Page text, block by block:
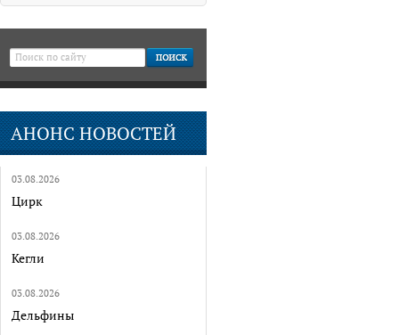
АНОНС НОВОСТЕЙ
03.08.2026
Цирк
03.08.2026
Кегли
03.08.2026
Дельфины